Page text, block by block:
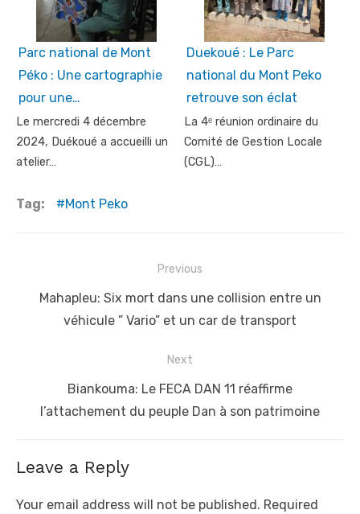
Parc national de Mont
Péko : Une cartographie
pour une…
Le mercredi 4 décembre
2024, Duékoué a accueilli un
atelier…
Duekoué : Le Parc
national du Mont Peko
retrouve son éclat
La 4ᵉ réunion ordinaire du
Comité de Gestion Locale
(CGL)…
Tag: Mont Peko
navigation
Previous
Previous
Mahapleu: Six mort dans une collision entre un
véhicule ” Vario” et un car de transport
Next
post:
Biankouma: Le FECA DAN 11 réaffirme
l’attachement du peuple Dan à son patrimoine
Leave a Reply
Your email address will not be published. Required